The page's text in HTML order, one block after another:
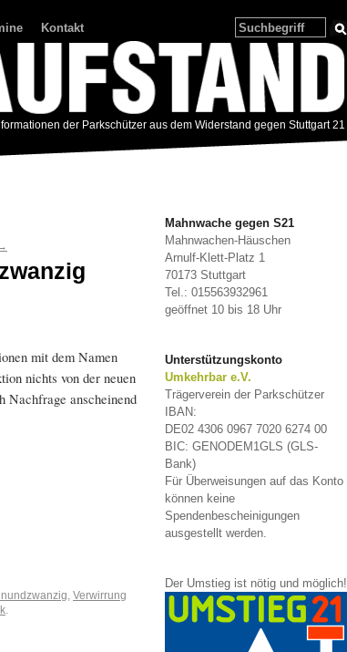
Kontakt
der Parkschützer aus dem Widerstand gegen Stuttgart 21
mit dem Namen
nichts von der neuen
Nachfrage anscheinend
Verwirrung
Mahnwache gegen S21
Mahnwachen-Häuschen
Arnulf-Klett-Platz 1
70173 Stuttgart
Tel.: 015563932961
geöffnet 10 bis 18 Uhr
Unterstützungskonto
Umkehrbar e.V.
Trägerverein der Parkschützer
IBAN:
DE02 4306 0967 7020 6274 00
BIC: GENODEM1GLS (GLS-
Bank)
Für Überweisungen auf das Konto
können keine
Spendenbescheinigungen
ausgestellt werden.
Der Umstieg ist nötig und möglich!